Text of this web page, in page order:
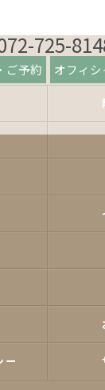
725-
ご予約 オフィシ
ー